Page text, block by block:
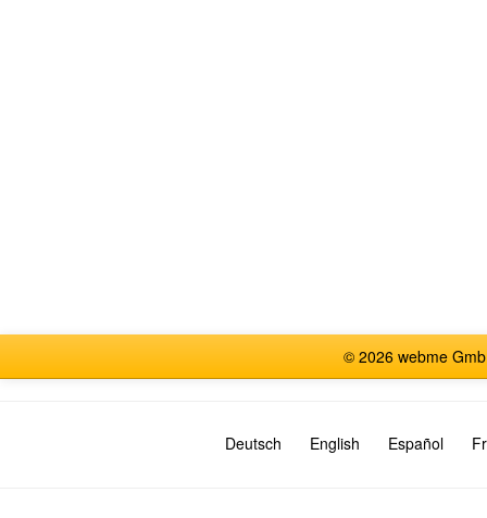
© 2026 webme
Deutsch English Español